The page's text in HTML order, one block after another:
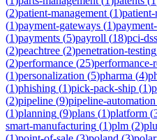
(2)patient-management (1)patient-
(1)payment-gateways (1)
(1)payments (5)payroll (18)pci-dss
(2)peachtree (2)penetration-testing
(2)performance (25)performance-
(1)personalization (5)pharma (4)
(1)phishing (1)pick-pack-ship (1)
(2)pipeline (9)pipeline-automation
(1)planning (9)plans (1)platform (
smart-manufacturing (1)plm (2)